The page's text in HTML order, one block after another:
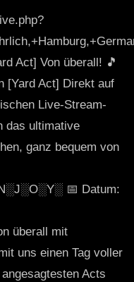
Act] Von überall! 🎵
[Yard Act] Direkt auf
Live-Stream-
das ultimative
ganz bequem von
📅 Datum:
überall mit
uns einen Tag voller
Acts